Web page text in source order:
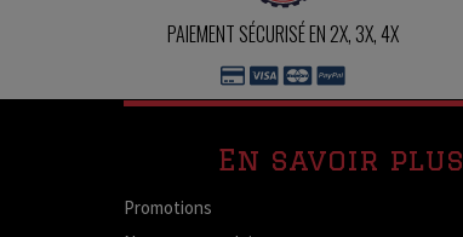
PAIEMENT SÉCURISÉ EN 2X, 3X, 4X
En savoir plus
Promotions